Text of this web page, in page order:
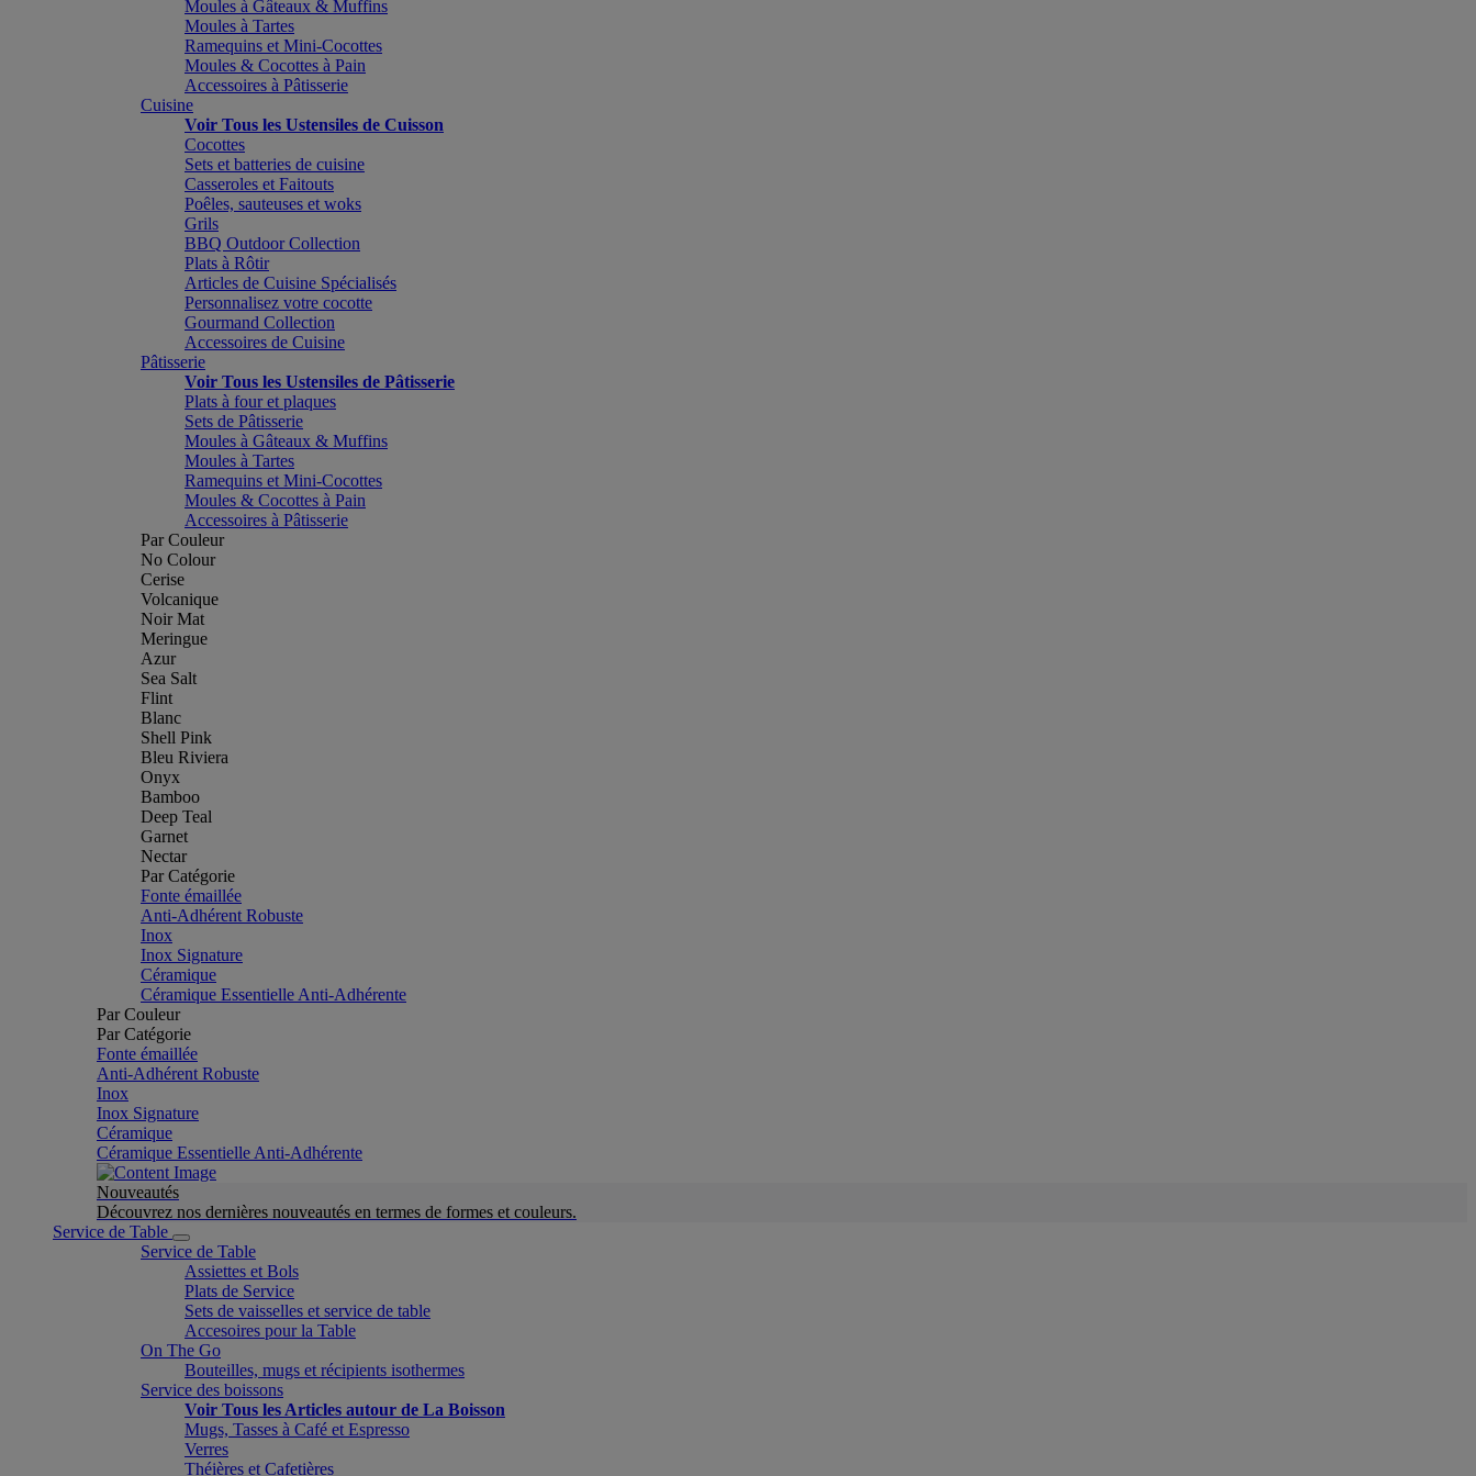
Moules à Gâteaux & Muffins
Moules à Tartes
Ramequins et Mini-Cocottes
Moules & Cocottes à Pain
Accessoires à Pâtisserie
Cuisine
Voir Tous les Ustensiles de Cuisson
Cocottes
Sets et batteries de cuisine
Casseroles et Faitouts
Poêles, sauteuses et woks
Grils
BBQ Outdoor Collection
Plats à Rôtir
Articles de Cuisine Spécialisés
Personnalisez votre cocotte
Gourmand Collection
Accessoires de Cuisine
Pâtisserie
Voir Tous les Ustensiles de Pâtisserie
Plats à four et plaques
Sets de Pâtisserie
Moules à Gâteaux & Muffins
Moules à Tartes
Ramequins et Mini-Cocottes
Moules & Cocottes à Pain
Accessoires à Pâtisserie
Par Couleur
No Colour
Cerise
Volcanique
Noir Mat
Meringue
Azur
Sea Salt
Flint
Blanc
Shell Pink
Bleu Riviera
Onyx
Bamboo
Deep Teal
Garnet
Nectar
Par Catégorie
Fonte émaillée
Anti-Adhérent Robuste
Inox
Inox Signature
Céramique
Céramique Essentielle Anti-Adhérente
Par Couleur
Par Catégorie
Fonte émaillée
Anti-Adhérent Robuste
Inox
Inox Signature
Céramique
Céramique Essentielle Anti-Adhérente
Nouveautés
Découvrez nos dernières nouveautés en termes de formes et couleurs.
Service de Table
Service de Table
Assiettes et Bols
Plats de Service
Sets de vaisselles et service de table
Accesoires pour la Table
On The Go
Bouteilles, mugs et récipients isothermes
Service des boissons
Voir Tous les Articles autour de La Boisson
Mugs, Tasses à Café et Espresso
Verres
Théières et Cafetières